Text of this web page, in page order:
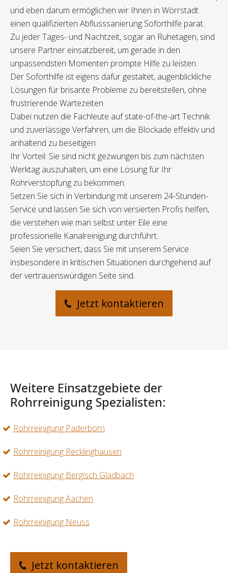
und eben darum ermöglichen wir Ihnen in Wörrstadt
einen qualifizierten Abflusssanierung Soforthilfe parat.
Zu jeder Tages- und Nachtzeit, sogar an Ruhetagen, sind
unsere Partner einsatzbereit, um gerade in den
unpassendsten Momenten prompte Hilfe zu leisten.
Der Soforthilfe ist eigens dafür gestaltet, augenblickliche
Lösungen für brisante Probleme zu bereitstellen, ohne
frustrierende Wartezeiten.
Dabei nutzen die Fachleute auf state-of-the-art Technik
und zuverlässige Verfahren, um die Blockade effektiv und
anhaltend zu beseitigen.
Ihr Vorteil: Sie sind nicht gezwungen bis zum nächsten
Werktag auszuhalten, um eine Lösung für Ihr
Rohrverstopfung zu bekommen.
Setzen Sie sich in Verbindung mit unserem 24-Stunden-
Service und lassen Sie sich von versierten Profis helfen,
die verstehen wie man selbst unter Eile eine
professionelle Kanalreinigung durchführt.
Seien Sie versichert, dass Sie mit unserem Service
insbesondere in kritischen Situationen durchgehend auf
der vertrauenswürdigen Seite sind.
Jetzt kontaktieren
Weitere Einsatzgebiete der
Rohrreinigung Spezialisten:
Rohrreinigung Paderborn
Rohrreinigung Recklinghausen
Rohrreinigung Bergisch Gladbach
Rohrreinigung Aachen
Rohrreinigung Neuss
Jetzt kontaktieren